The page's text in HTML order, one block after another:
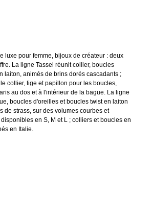
luxe pour femme, bijoux de créateur : deux
La ligne Tassel réunit collier, boucles
laiton, animés de brins dorés cascadants ;
collier, tige et papillon pour les boucles,
au dos et à l'intérieur de la bague. La ligne
boucles d'oreilles et boucles twist en laiton
de strass, sur des volumes courbes et
en S, M et L ; colliers et boucles en
en Italie.